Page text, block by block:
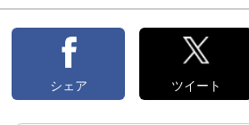
シェア ツイート